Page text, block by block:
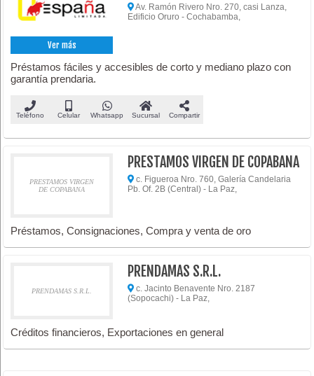
Ver más
Av. Ramón Rivero Nro. 270, casi Lanza,
Edificio Oruro - Cochabamba,
Préstamos fáciles y accesibles de corto y mediano plazo con
garantía prendaria.
Teléfono Celular Whatsapp Sucursal Compartir
PRESTAMOS VIRGEN
DE COPABANA
PRESTAMOS VIRGEN DE COPABANA
c. Figueroa Nro. 760, Galería Candelaria
Pb. Of. 2B (Central) - La Paz,
Préstamos, Consignaciones, Compra y venta de oro
PRENDAMAS S.R.L.
PRENDAMAS S.R.L.
c. Jacinto Benavente Nro. 2187
(Sopocachi) - La Paz,
Créditos financieros, Exportaciones en general